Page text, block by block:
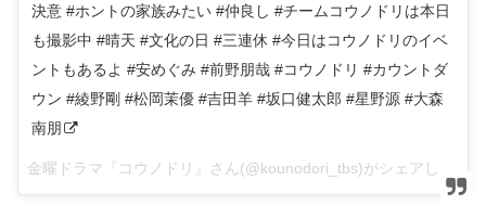
決意 #ホントの家族みたい #仲良し #チームコウノドリは本日
も撮影中 #晴天 #文化の日 #三連休 #今日はコウノドリのイベ
ントもあるよ #安めぐみ #前野朋哉 #コウノドリ #カウントダ
ウン #綾野剛 #松岡茉優 #吉田羊 #坂口健太郎 #星野源 #大森
南朋